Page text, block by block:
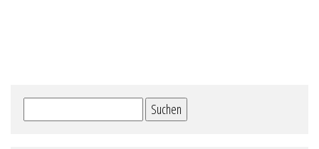
nach: